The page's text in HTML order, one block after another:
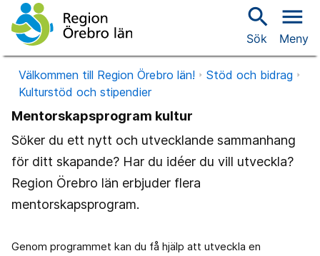
search
Sök
menu
Meny
Välkommen till Region Örebro län!
Stöd och bidrag
Kulturstöd och stipendier
Mentorskapsprogram kultur
Söker du ett nytt och utvecklande sammanhang
för ditt skapande? Har du idéer du vill utveckla?
Region Örebro län erbjuder flera
mentorskapsprogram.
Genom programmet kan du få hjälp att utveckla en